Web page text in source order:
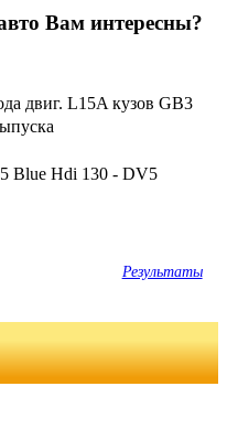
Вам интересны?
двиг. L15A кузов GB3
Blue Hdi 130 - DV5
Результаты